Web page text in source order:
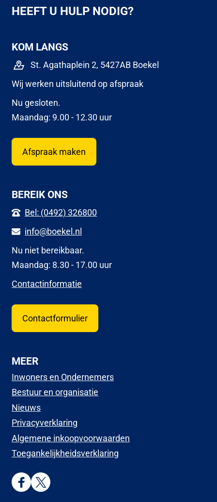
HEEFT U HULP NODIG?
KOM LANGS
St. Agathaplein 2, 5427AB Boekel
Wij werken uitsluitend op afspraak
Nu gesloten.
Maandag: 9.00 - 12.30 uur
Afspraak maken
BEREIK ONS
Bel: (0492) 326800
info@boekel.nl
Nu niet bereikbaar.
Maandag: 8.30 - 17.00 uur
Contactinformatie
Contactformulier
MEER
Inwoners en Ondernemers
Bestuur en organisatie
Nieuws
Privacyverklaring
Algemene inkoopvoorwaarden
Toegankelijkheidsverklaring